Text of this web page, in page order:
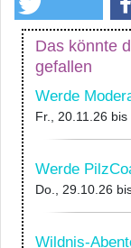
Das könnte
gefallen
Werde
Fr., 20.11.26 bis
Werde
Do., 29.10.26
Wildnis-